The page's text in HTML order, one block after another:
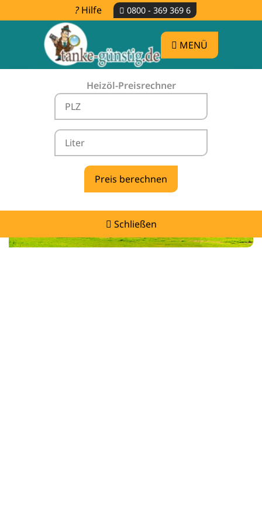
Hilfe 0800 - 369 369 6
MENÜ
Heizöl-Preisrechner
Schließen
Heizölpreise Oberlichtenau -
vergleichen & günstig tanken